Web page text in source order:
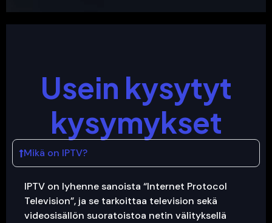
Usein kysytyt
kysymykset
Mikä on IPTV?
IPTV on lyhenne sanoista “Internet Protocol
Television”, ja se tarkoittaa television sekä
videosisällön suoratoistoa netin välityksellä